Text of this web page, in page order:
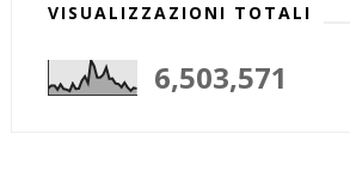
VISUALIZZAZIONI TOTALI
6,503,571